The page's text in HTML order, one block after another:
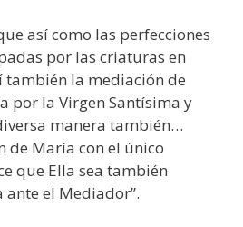
así como las perfecciones
por las criaturas en
también la mediación de
por la Virgen Santísima y
manera también…
de María con el único
que Ella sea también
el Mediador”.